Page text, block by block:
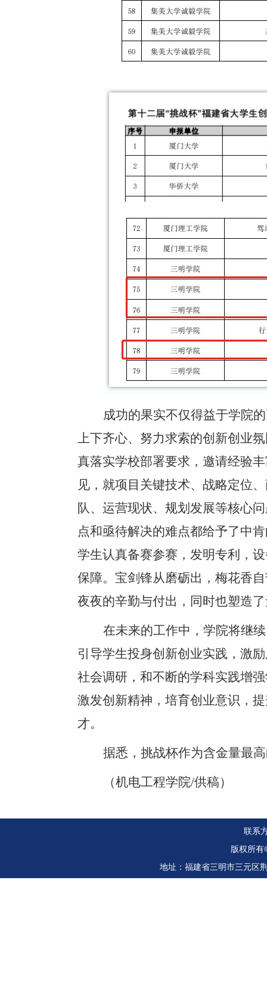
成功的果实不仅得益于学院
上下齐心、努力求索的创新创业
真落实学校部署要求，邀请经验
见，就项目关键技术、战略定位
队、运营现状、规划发展等核心
点和亟待解决的难点都给予了中
学生认真备赛参赛，发明专利，
保障。宝剑锋从磨砺出，梅花香
夜夜的辛勤与付出，同时也塑造
在未来的工作中，学院将继
引导学生投身创新创业实践，激
社会调研，和不断的学科实践增
激发创新精神，培育创业意识，
才。
据悉，挑战杯作为含金量最
（机电工程学院/供稿）
联系
版权所
地址：福建省三明市三元